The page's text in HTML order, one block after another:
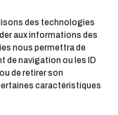
des technologies
aux informations des
nous permettra de
de navigation ou les ID
de retirer son
caractéristiques